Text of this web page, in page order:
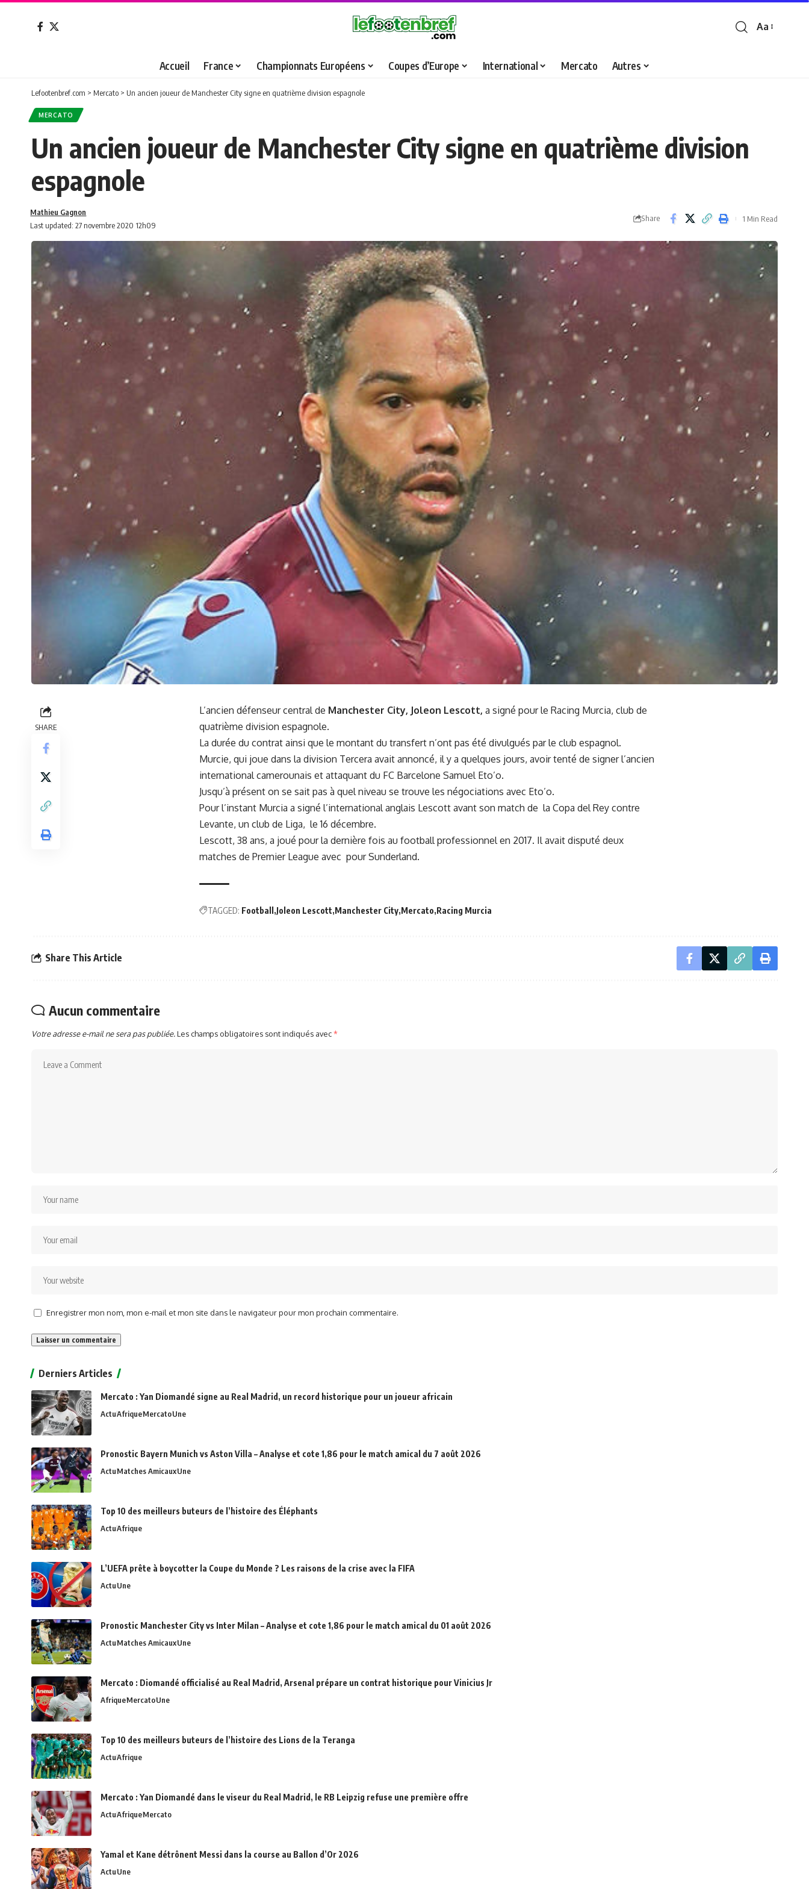
Font
Aa
Accueil France Championnats Européens Coupes d’Europe International Mercato Autres
Lefootenbref.com > Mercato > Un ancien joueur de Manchester City signe en quatrième division espagnole
MERCATO
Un ancien joueur de Manchester City signe en quatrième division
espagnole
Last updated: 27 novembre 2020 12h09
Mathieu Gagnon
Share 1 Min Read
SHARE
L’ancien défenseur central de Manchester City, Joleon Lescott, a signé pour le Racing Murcia, club de
quatrième division espagnole.
La durée du contrat ainsi que le montant du transfert n’ont pas été divulgués par le club espagnol.
Murcie, qui joue dans la division Tercera avait annoncé, il y a quelques jours, avoir tenté de signer l’ancien
international camerounais et attaquant du FC Barcelone Samuel Eto’o.
Jusqu’à présent on se sait pas à quel niveau se trouve les négociations avec Eto’o.
Pour l’instant Murcia a signé l’international anglais Lescott avant son match de la Copa del Rey contre
Levante, un club de Liga, le 16 décembre.
Lescott, 38 ans, a joué pour la dernière fois au football professionnel en 2017. Il avait disputé deux
matches de Premier League avec pour Sunderland.
TAGGED: Football Joleon Lescott Manchester City Mercato Racing Murcia
Share This Article
Aucun commentaire
Votre adresse e-mail ne sera pas publiée.Les champs obligatoires sont indiqués avec*
Enregistrer mon nom, mon e-mail et mon site dans le navigateur pour mon prochain commentaire.
Derniers Articles
Mercato : Yan Diomandé signe au Real Madrid, un record historique pour un joueur africain
ActuAfriqueMercatoUne
Pronostic Bayern Munich vs Aston Villa – Analyse et cote 1,86 pour le match amical du 7 août 2026
ActuMatches AmicauxUne
Top 10 des meilleurs buteurs de l’histoire des Éléphants
ActuAfrique
L’UEFA prête à boycotter la Coupe du Monde ? Les raisons de la crise avec la FIFA
ActuUne
Pronostic Manchester City vs Inter Milan – Analyse et cote 1,86 pour le match amical du 01 août 2026
ActuMatches AmicauxUne
Mercato : Diomandé officialisé au Real Madrid, Arsenal prépare un contrat historique pour Vinicius Jr
AfriqueMercatoUne
Top 10 des meilleurs buteurs de l’histoire des Lions de la Teranga
ActuAfrique
Mercato : Yan Diomandé dans le viseur du Real Madrid, le RB Leipzig refuse une première offre
ActuAfriqueMercato
Yamal et Kane détrônent Messi dans la course au Ballon d’Or 2026
ActuUne